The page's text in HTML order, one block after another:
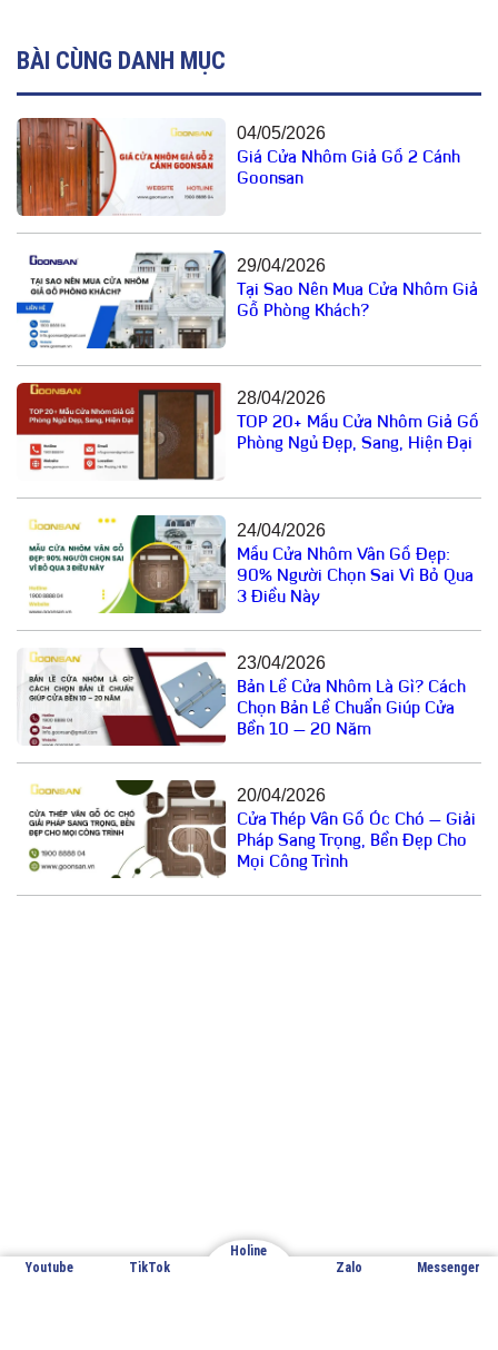
BÀI CÙNG DANH MỤC
04/05/2026
Giá Cửa Nhôm Giả Gỗ 2 Cánh
Goonsan
29/04/2026
Tại Sao Nên Mua Cửa Nhôm Giả
Gỗ Phòng Khách?
28/04/2026
TOP 20+ Mẫu Cửa Nhôm Giả Gỗ
Phòng Ngủ Đẹp, Sang, Hiện Đại
24/04/2026
Mẫu Cửa Nhôm Vân Gỗ Đẹp:
90% Người Chọn Sai Vì Bỏ Qua
3 Điều Này
23/04/2026
Bản Lề Cửa Nhôm Là Gì? Cách
Chọn Bản Lề Chuẩn Giúp Cửa
Bền 10 – 20 Năm
20/04/2026
Cửa Thép Vân Gỗ Óc Chó – Giải
Pháp Sang Trọng, Bền Đẹp Cho
Mọi Công Trình
VPĐD: Đội 7 – Thượng Mỗ – Đan Phượng – Hà Nội
Youtube TikTok
Holine
Zalo
Messenger